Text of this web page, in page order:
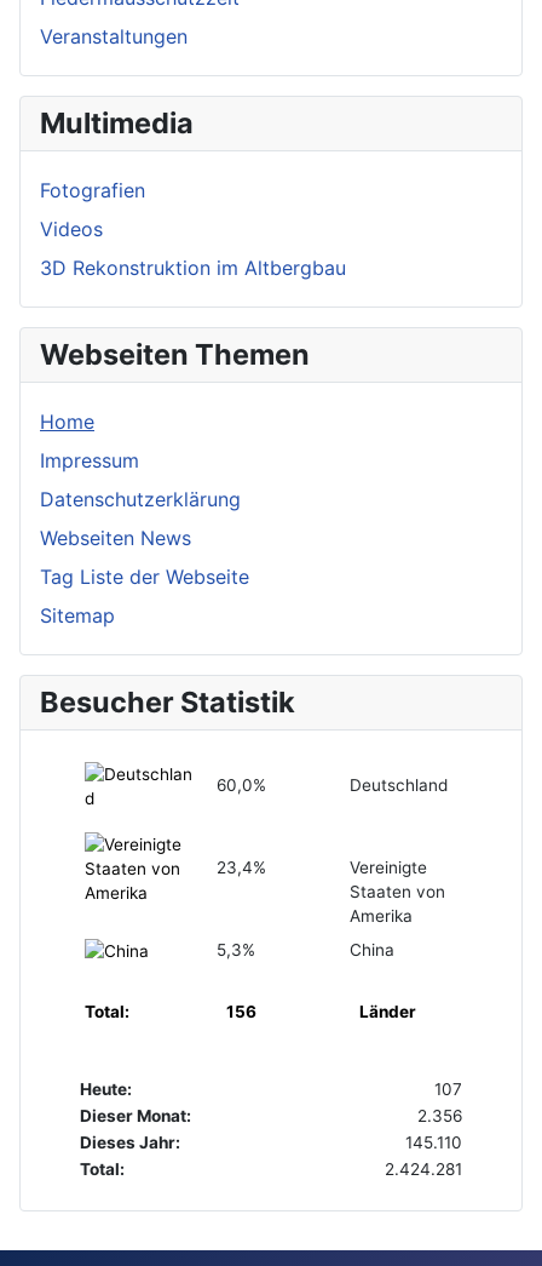
Veranstaltungen
Multimedia
Fotografien
Videos
3D Rekonstruktion im Altbergbau
Webseiten Themen
Home
Impressum
Datenschutzerklärung
Webseiten News
Tag Liste der Webseite
Sitemap
Besucher Statistik
60,0% Deutschland
23,4%
Vereinigte
Staaten von
Amerika
5,3%
China
Total: 156 Länder
Heute:
107
Dieser Monat:
2.356
Dieses Jahr:
145.110
Total:
2.424.281